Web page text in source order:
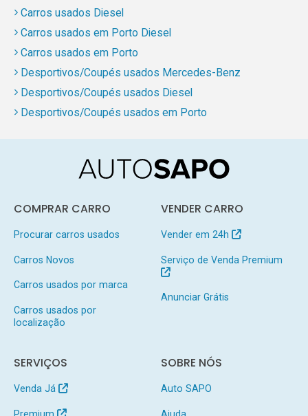
Carros usados Diesel
Carros usados em Porto Diesel
Carros usados em Porto
Desportivos/Coupés usados Mercedes-Benz
Desportivos/Coupés usados Diesel
Desportivos/Coupés usados em Porto
COMPRAR CARRO
Procurar carros usados
Carros Novos
Carros usados por marca
Carros usados por
localização
VENDER CARRO
Vender em 24h
Serviço de Venda Premium
Anunciar Grátis
SERVIÇOS
Venda Já
Premium
SOBRE NÓS
Auto SAPO
Ajuda